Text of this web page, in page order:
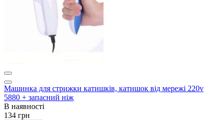
Машинка для стрижки катишків, катишок від мережі 220v
5880 + запасний ніж
В наявності
134 грн